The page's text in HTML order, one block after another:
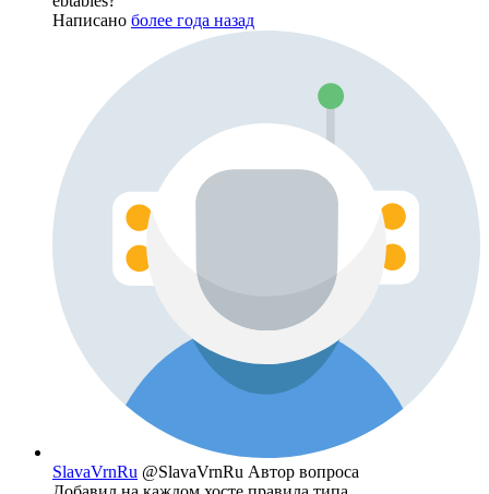
Написано более года назад
SlavaVrnRu @SlavaVrnRu Автор вопроса